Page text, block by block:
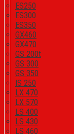
ES250
ES300
ES350
GX460
GX470
GS 200t
GS 300
GS 350
IS 250
LX 470
LX 570
LS 400
LS 430
LS 460